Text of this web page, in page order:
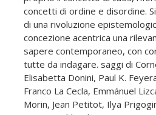
concetti di ordine e disordine.
di una rivoluzione
concezione acentrica una
sapere contemporaneo, con
tutte da indagare. saggi di Cornelius Castoriadis,
Elisabetta Donini, Paul K.
Franco La Cecla, Emmánuel
Morin, Jean Petitot, Ilya